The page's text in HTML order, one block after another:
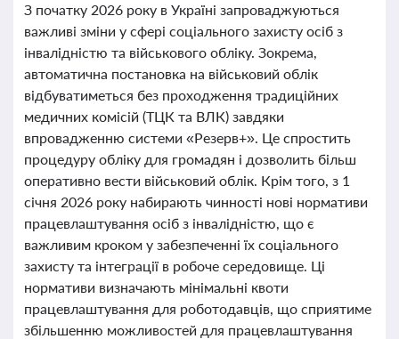
З початку 2026 року в Україні запроваджуються
важливі зміни у сфері соціального захисту осіб з
інвалідністю та військового обліку. Зокрема,
автоматична постановка на військовий облік
відбуватиметься без проходження традиційних
медичних комісій (ТЦК та ВЛК) завдяки
впровадженню системи «Резерв+». Це спростить
процедуру обліку для громадян і дозволить більш
оперативно вести військовий облік. Крім того, з 1
січня 2026 року набирають чинності нові нормативи
працевлаштування осіб з інвалідністю, що є
важливим кроком у забезпеченні їх соціального
захисту та інтеграції в робоче середовище. Ці
нормативи визначають мінімальні квоти
працевлаштування для роботодавців, що сприятиме
збільшенню можливостей для працевлаштування